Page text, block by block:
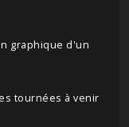
graphique d'un
tournées à venir